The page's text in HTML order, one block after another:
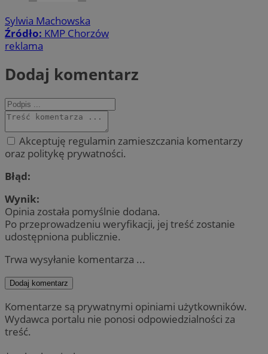
Sylwia Machowska
Źródło: KMP Chorzów
reklama
Dodaj komentarz
Akceptuję regulamin zamieszczania komentarzy
oraz politykę prywatności.
Błąd:
Wynik:
Opinia została pomyślnie dodana.
Po przeprowadzeniu weryfikacji, jej treść zostanie
udostępniona publicznie.
Trwa wysyłanie komentarza ...
Dodaj komentarz
Komentarze są prywatnymi opiniami użytkowników.
Wydawca portalu nie ponosi odpowiedzialności za
treść.